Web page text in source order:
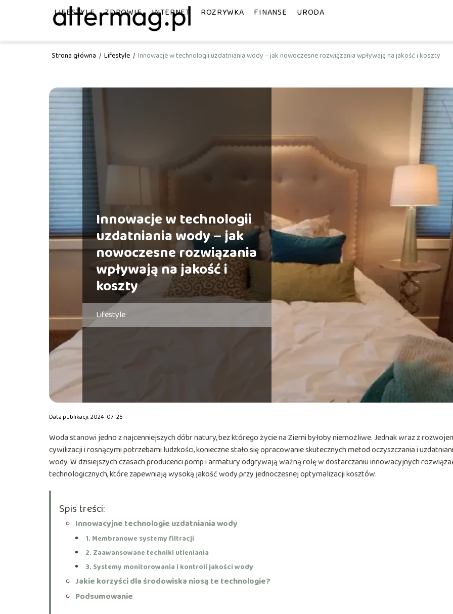
LIFESTYLE ZDROWIE INTERNET ROZRYWKA FINANSE URODA
Strona główna / Lifestyle / Innowacje w technologii uzdatniania wody – jak nowoczesne rozwiązania wpływają na jakość i koszty
Innowacje w technologii
uzdatniania wody – jak
nowoczesne rozwiązania
wpływają na jakość i
koszty
Lifestyle
Data publikacji: 2024-07-25
Woda stanowi jedno z najcenniejszych dóbr natury, bez którego życie na Ziemi byłoby niemożliwe. Jednak wraz z
cywilizacji i rosnącymi potrzebami ludzkości, konieczne stało się opracowanie skutecznych metod oczyszczania i
wody. W dzisiejszych czasach producenci pomp i armatury odgrywają ważną rolę w dostarczaniu innowacyjnych
technologicznych, które zapewniają wysoką jakość wody przy jednoczesnej optymalizacji kosztów.
Spis treści:
Innowacyjne technologie uzdatniania wody
1. Membranowe systemy filtracji
2. Zaawansowane techniki utleniania
3. Systemy monitorowania i kontroli jakości wody
Jakie korzyści dla środowiska niosą te technologie?
Podsumowanie